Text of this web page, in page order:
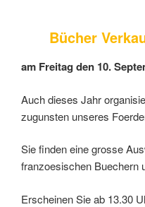
Bücher
am Freitag den 10.
Auch dieses Jahr
zugunsten unseres
Sie finden eine grosse
franzoesischen Buechern
Erscheinen Sie ab 13.30